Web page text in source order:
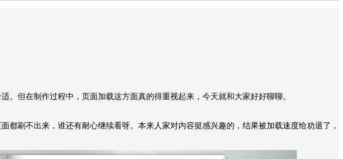
。但在制作过程中，页面加载这方面真的得重视起来，今天就和大家好好聊聊。
刷不出来，谁还有耐心继续看呀。本来人家对内容挺感兴趣的，结果被加载速度给劝退了，